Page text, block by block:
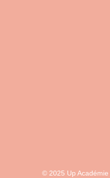
© 2025 Up